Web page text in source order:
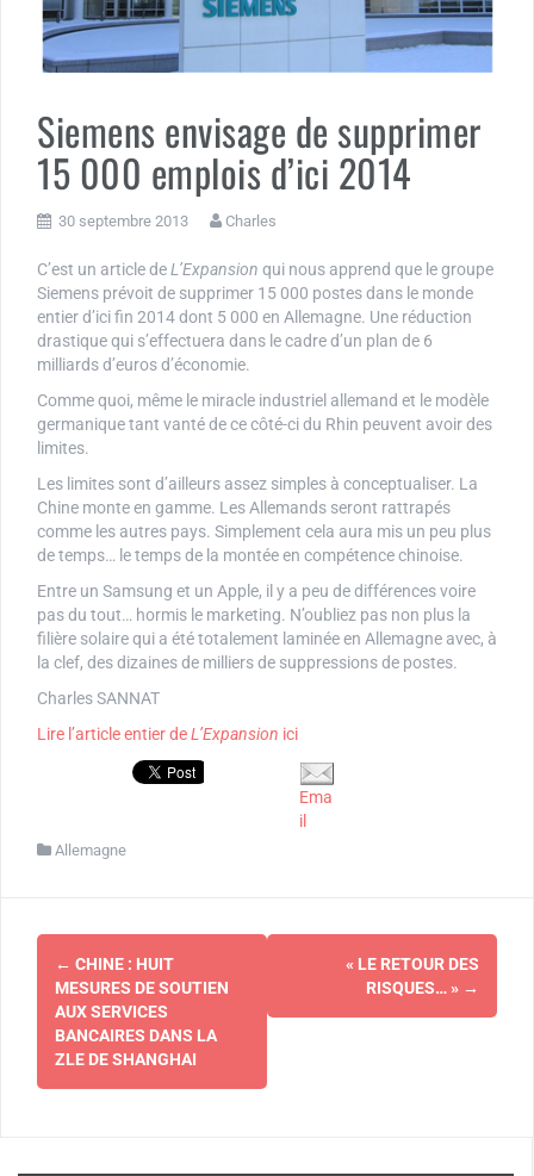
Siemens envisage de supprimer
15 000 emplois d’ici 2014
30 septembre 2013 Charles
C’est un article deL’Expansion qui nous apprend que le groupe
Siemens prévoit de supprimer 15 000 postes dans le monde
entier d’ici fin 2014 dont 5 000 en Allemagne. Une réduction
drastique qui s’effectuera dans le cadre d’un plan de 6
milliards d’euros d’économie.
Comme quoi, même le miracle industriel allemand et le modèle
germanique tant vanté de ce côté-ci du Rhin peuvent avoir des
limites.
Les limites sont d’ailleurs assez simples à conceptualiser. La
Chine monte en gamme. Les Allemands seront rattrapés
comme les autres pays. Simplement cela aura mis un peu plus
de temps… le temps de la montée en compétence chinoise.
Entre un Samsung et un Apple, il y a peu de différences voire
pas du tout… hormis le marketing. N’oubliez pas non plus la
filière solaire qui a été totalement laminée en Allemagne avec, à
la clef, des dizaines de milliers de suppressions de postes.
Charles SANNAT
Lire l’article entier deL’Expansion ici
Ema
il
Allemagne
Navigation
d'article
← CHINE : HUIT
MESURES DE SOUTIEN
AUX SERVICES
BANCAIRES DANS LA
ZLE DE SHANGHAI
« LE RETOUR DES
RISQUES… » →